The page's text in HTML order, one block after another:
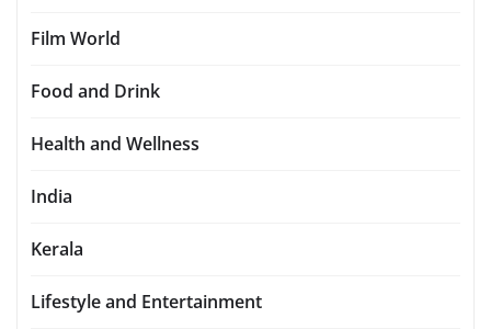
Film World
Food and Drink
Health and Wellness
India
Kerala
Lifestyle and Entertainment